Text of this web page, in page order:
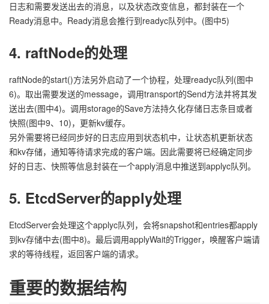
日志和需要发送出去的消息，以及状态改变信息，都封装在一个
Ready消息中。Ready消息会推行到readyc队列中。(图中5)
4. raftNode的处理
raftNode的start()方法另外启动了一个协程，处理readyc队列(图中
6)。取出需要发送的message，调用transport的Send方法并将其发
送出去(图中4)。调用storage的Save方法持久化存储日志条目或者
快照(图中9、10)，更新kv缓存。
另外需要将已经同步好的日志应用到状态机中，让状态机更新状态
和kv存储，通知等待请求完成的客户端。因此需要将已经确定同步
好的日志、快照等信息封装在一个apply消息中推送到applyc队列。
5. EtcdServer的apply处理
EtcdServer会处理这个applyc队列，会将snapshot和entries都apply
到kv存储中去(图中8)。最后调用applyWait的Trigger，唤醒客户端请
求的等待线程，返回客户端的请求。
重要的数据结构